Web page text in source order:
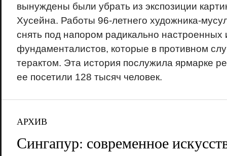
вынуждены были убрать из экспозиции
Хусейна. Работы 96-летнего художника-
снять под напором радикально настроенных
фундаменталистов, которые в противном
терактом. Эта история послужила ярмарке
ее посетили 128 тысяч человек.
АРХИВ
Сингапур: современное